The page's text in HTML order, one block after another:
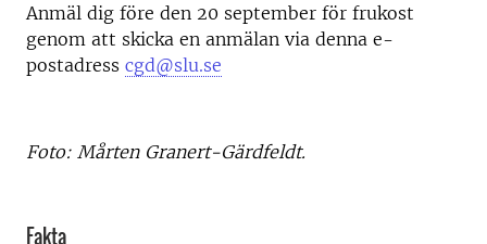
Anmäl dig före den 20 september för frukost
genom att skicka en anmälan via denna e-
postadress cgd@slu.se
Foto: Mårten Granert-Gärdfeldt.
Fakta